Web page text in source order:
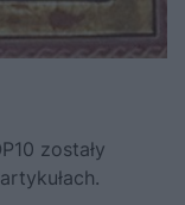
zostały